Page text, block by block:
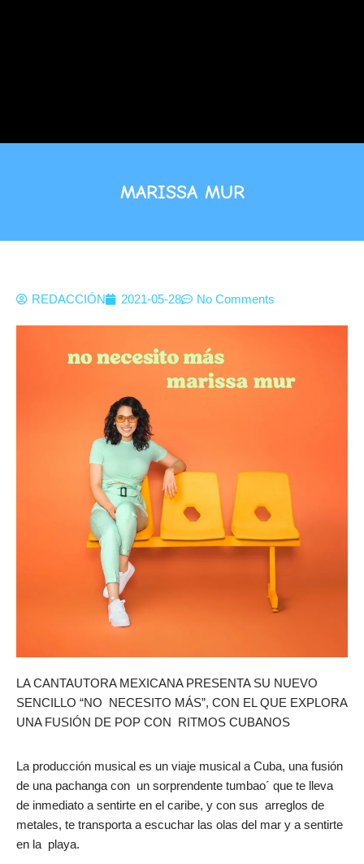
MARISSA MUR
REDACCIÓN 2021-05-28 No Comments
LA CANTAUTORA MEXICANA PRESENTA SU NUEVO
SENCILLO “NO NECESITO MÁS”, CON EL QUE EXPLORA
UNA FUSIÓN DE POP CON RITMOS CUBANOS
La producción musical es un viaje musical a Cuba, una fusión
de una pachanga con un sorprendente tumbao´ que te lleva
de inmediato a sentirte en el caribe, y con sus arreglos de
metales, te transporta a escuchar las olas del mar y a sentirte
en la playa.